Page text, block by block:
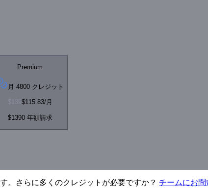
Premium
月 4800 クレジット
$139$115.83/月
$1390 年額請求
。さらに多くのクレジットが必要ですか？ チームにお